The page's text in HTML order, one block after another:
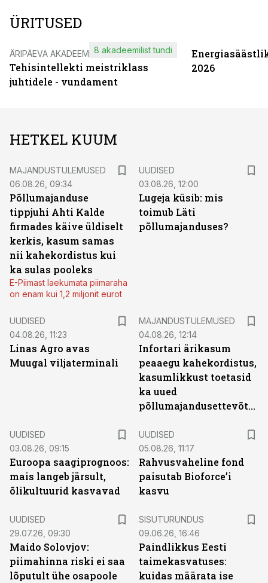
ÜRITUSED
ÄRIPÄEVA AKADEEMIA
Tehisintellekti meistriklass
juhtidele - vundament
8 akadeemilist tundi
2026
HETKEL KUUM
MAJANDUSTULEMUSED
06.08.26, 09:34
Põllumajanduse
tippjuhi Ahti Kalde
firmades käive üldiselt
kerkis, kasum samas
nii kahekordistus kui
ka sulas pooleks
E-Piimast laekumata piimaraha
on enam kui 1,2 miljonit eurot
UUDISED
03.08.26, 12:00
Lugeja küsib: mis
toimub Läti
põllumajanduses?
UUDISED
04.08.26, 11:23
Linas Agro avas
Muugal viljaterminali
MAJANDUSTULEMUSED
04.08.26, 12:14
Infortari ärikasum
peaaegu kahekordistus,
kasumlikkust toetasid
ka uued
põllumajandusettevõtted
UUDISED
03.08.26, 09:15
Euroopa saagiprognoos:
mais langeb järsult,
õlikultuurid kasvavad
UUDISED
05.08.26, 11:17
Rahvusvaheline fond
paisutab Bioforce’i
kasvu
UUDISED
29.07.26, 09:30
Maido Solovjov:
piimahinna riski ei saa
lõputult ühe osapoole
SISUTURUNDUS
09.06.26, 16:46
Paindlikkus Eesti
taimekasvatuses:
kuidas määrata ise